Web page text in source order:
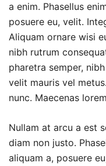
a enim. Phasellus
posuere eu, velit.
Aliquam ornare wisi
nibh rutrum
pharetra semper,
velit mauris vel
nunc. Maecenas
Nullam at arcu a est
diam non justo.
aliquam a, posuere